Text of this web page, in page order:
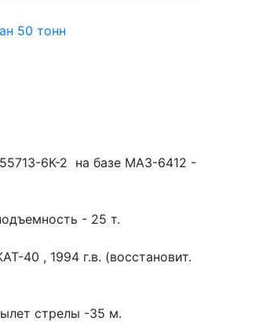
50 тонн
6К-2  на базе МАЗ-6412 -
- 25 т.
стрелы -35 м.